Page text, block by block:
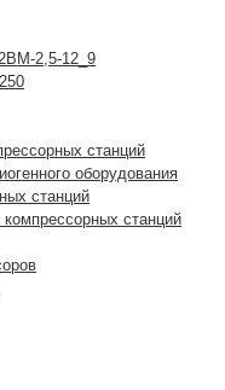
2,5-12_9
станций
оборудования
станций
станций